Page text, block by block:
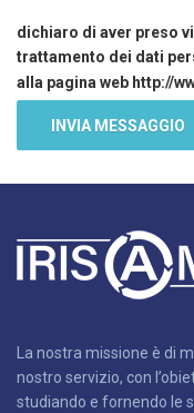
dichiaro di aver preso
trattamento dei dati
alla pagina web http://
La nostra missione è di
nostro servizio, con
studiando e fornendo le